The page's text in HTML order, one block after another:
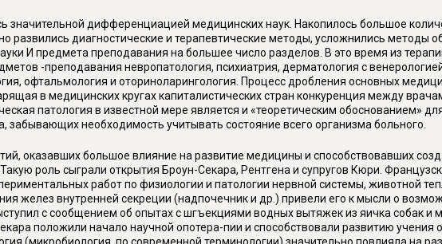
значительной дифференциацией медицинских наук. Накопилось большое
развились диагностические и терапевтические методы, усложнились методы
И предмета преподавания на большее число разделов. В это время из
-преподавания невропатология, психиатрия, дерматология с
офтальмология и оториноларингология. Процесс дробления основных
в медицинских кругах капиталистических стран конкуренция между
патология в известной мере является и «теоретическим обоснованием»
забывающих необходимость учитывать состояние всего организма больного.
оказавших большое влияние на развитие медицины и способствовавших
роль сыграли открытия Броун-Секара, Рентгена и супругов Кюри.
работ по физиологии и патологии нервной системы, животной
желез внутренней секреции (надпочечник и др.) привели его к мысли о
с сообщением об опытах с шгъекциями водных вытяжек из яичка собак и
положили начало научной опотера-пии и способствовали развитию учения
(микробиология, по современной терминологии) значительно повлияла на